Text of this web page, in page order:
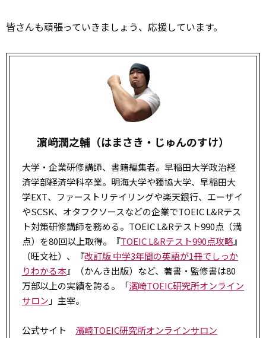
皆さんも頑張っていきましょう、応援しています。
濵﨑潤之輔（はまさき・じゅんのすけ）
大学・企業研修講師、書籍編集者。早稲田大学政治経
済学部経済学科卒業。明海大学や獨協大学、早稲田大
学EXT、ファーストリテイリングや楽天銀行、エーザイ
やSCSK、オタフクソースなどの企業でTOEIC L&Rテス
ト対策研修講師を務める。TOEIC L&Rテスト990点（満
点）を80回以上取得。『TOEIC L&Rテスト990点攻略』
（旺文社）、『改訂版 中学3年間の英語が1冊でしっか
りわかる本』（かんき出版）など、著書・監修書は80
万部以上の実績を誇る。「濱崎TOEIC研究所オンライン
サロン 」主宰。
公式サイト 濱崎TOEIC研究所オンラインサロン